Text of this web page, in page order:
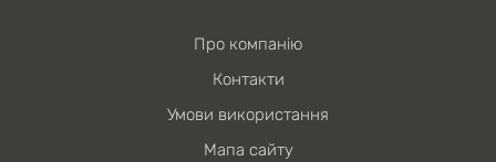
Про компанію
Контакти
Умови використання
Мапа сайту